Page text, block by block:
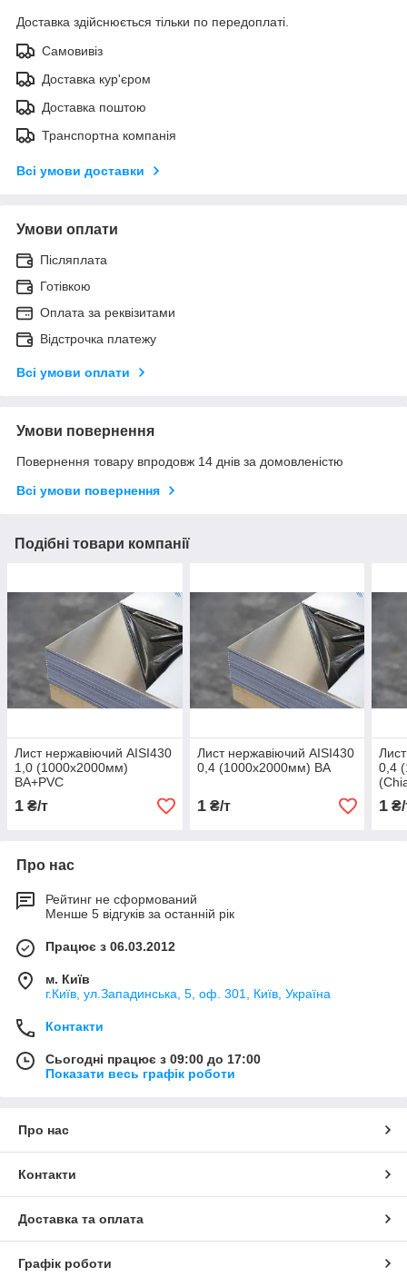
Доставка здійснюється тільки по передоплаті.
Самовивіз
Доставка кур'єром
Доставка поштою
Транспортна компанія
Всі умови доставки
Умови оплати
Післяплата
Готівкою
Оплата за реквізитами
Відстрочка платежу
Всі умови оплати
Умови повернення
Повернення товару впродовж 14 днів за домовленістю
Всі умови повернення
Подібні товари компанії
Лист нержавіючий AISI430
1,0 (1000х2000мм)
BA+PVC
1 ₴/т
Лист нержавіючий AISI430
0,4 (1000х2000мм) BA
1₴/т
0,4
1 ₴/
Про нас
Рейтинг не сформований
Менше 5 відгуків за останній рік
Працює з 06.03.2012
м. Київ
г.Київ, ул.Западинська, 5, оф. 301, Київ, Україна
Контакти
Сьогодні працює з 09:00 до 17:00
Показати весь графік роботи
Про нас
Контакти
Доставка та оплата
Графік роботи